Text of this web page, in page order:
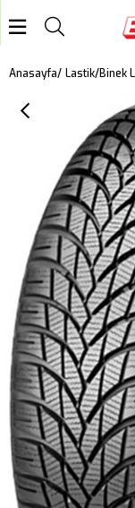
Anasayfa Lastik Binek